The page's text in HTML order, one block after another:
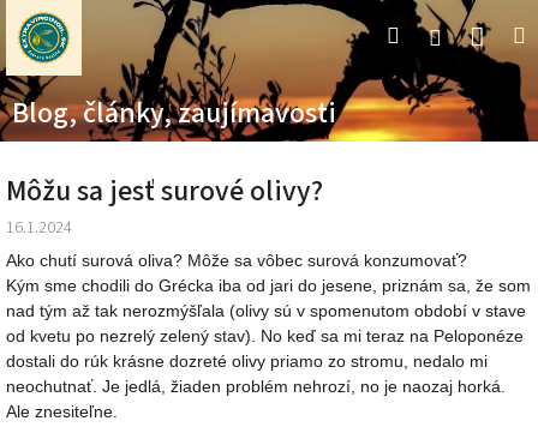
Prejsť
obsah
HľadaťPrihlásenie
Blog, články, zaujímavosti
Môžu sa jesť surové olivy?
16.1.2024
Ako chutí surová oliva? Môže sa vôbec surová konzumovať?
Kým sme chodili do Grécka iba od jari do jesene, priznám sa, že som
nad tým až tak nerozmýšľala (olivy sú v spomenutom období v stave
od kvetu po nezrelý zelený stav). No keď sa mi teraz na Peloponéze
dostali do rúk krásne dozreté olivy priamo zo stromu, nedalo mi
neochutnať. Je jedlá, žiaden problém nehrozí, no je naozaj horká.
Ale znesiteľne.